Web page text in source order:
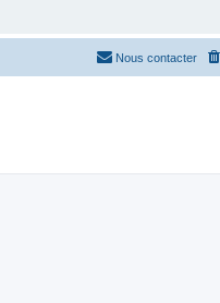
Nous contacter